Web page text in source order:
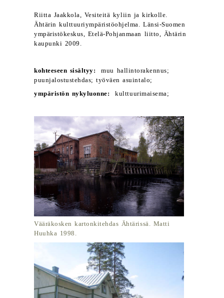
Riitta Jaakkola, Vesiteitä kyliin ja kirkolle.
Ähtärin kulttuuriympäristöohjelma. Länsi-Suomen
ympäristökeskus, Etelä-Pohjanmaan liitto, Ähtärin
kaupunki 2009.
kohteeseen sisältyy: muu hallintorakennus;
puunjalostustehdas; työväen asuintalo;
ympäristön nykyluonne: kulttuurimaisema;
Vääräkosken kartonkitehdas Ähtärissä. Matti
Huuhka 1998.